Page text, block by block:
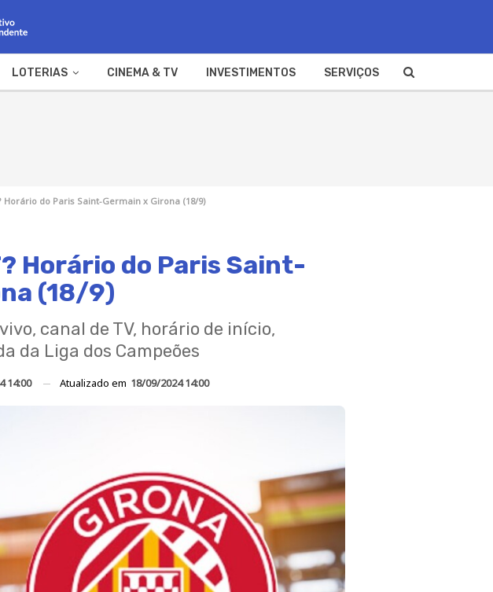
LOTERIAS CINEMA & TV INVESTIMENTOS SERVIÇOS
Horário do Paris Saint-Germain x Girona (18/9)
Horário do Paris Saint-
(18/9)
canal de TV, horário de início,
da Liga dos Campeões
14:00 Atualizado em 18/09/2024 14:00